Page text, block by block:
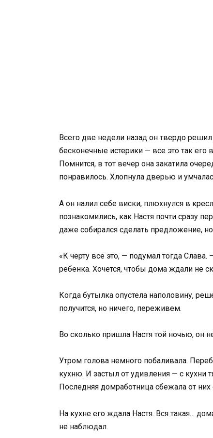
Всего две недели назад он твердо решил
бесконечные истерики — все это так его
Помнится, в тот вечер она закатила
понравилось. Хлопнула дверью и
А он налил себе виски, плюхнулся в
познакомились, как Настя почти сразу
даже собирался сделать предложение,
«К черту все это, — подумал тогда
ребенка. Хочется, чтобы дома ждали не
Когда бутылка опустела наполовину,
получится, но ничего, переживем.
Во сколько пришла Настя той ночью, он
Утром голова немного побаливала.
кухню. И застыл от удивления — с кухни
Последняя домработница сбежала от
На кухне его ждала Настя. Вся такая…
не наблюдал.